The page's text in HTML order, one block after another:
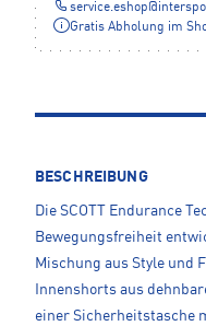
service.eshop@
Gratis Abholung im
BESCHREIBUNG
Die SCOTT Endurance
Bewegungsfreiheit
Mischung aus Style und
Innenshorts aus
einer Sicherheitstasche